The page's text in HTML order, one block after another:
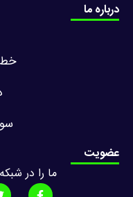
درباره ما
عضویت
ما را در